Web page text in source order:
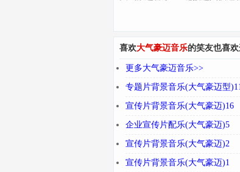
喜欢大气豪迈音乐的笑友也喜欢
更多大气豪迈音乐>>
专题片背景音乐(大气豪迈型
宣传片背景音乐(大气豪迈)16
企业宣传片配乐(大气豪迈)5
宣传片背景音乐(大气豪迈)2
宣传片背景音乐(大气豪迈)1